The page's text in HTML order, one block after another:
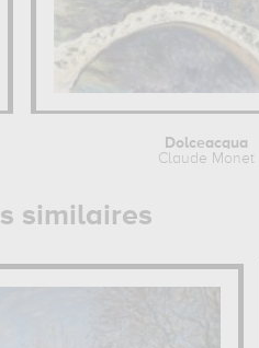
Dolceacqua
Claude Monet
similaires